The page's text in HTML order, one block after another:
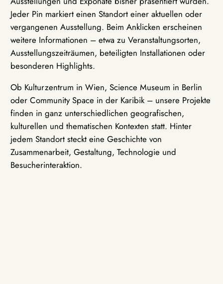
Jeder Pin markiert einen Standort einer aktuellen oder
vergangenen Ausstellung. Beim Anklicken erscheinen
weitere Informationen – etwa zu Veranstaltungsorten,
Ausstellungszeiträumen, beteiligten Installationen oder
besonderen Highlights.
Ob Kulturzentrum in Wien, Science Museum in Berlin
oder Community Space in der Karibik – unsere Projekte
finden in ganz unterschiedlichen geografischen,
kulturellen und thematischen Kontexten statt. Hinter
jedem Standort steckt eine Geschichte von
Zusammenarbeit, Gestaltung, Technologie und
Besucherinteraktion.